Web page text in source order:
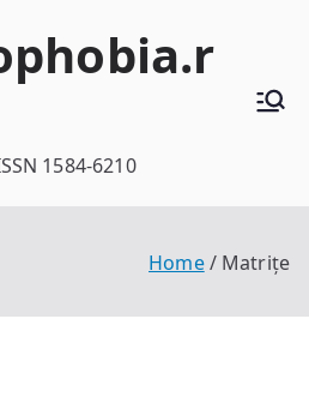
1584-6210
Home Matrițe